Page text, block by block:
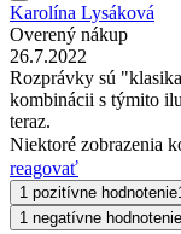
Karolína Lysáková
Overený nákup
26.7.2022
Rozprávky sú
kombinácii s týmito
teraz.
Niektoré zobrazenia
reagovať
1 pozitívne hodnotenie1
1 negatívne hodnotenie